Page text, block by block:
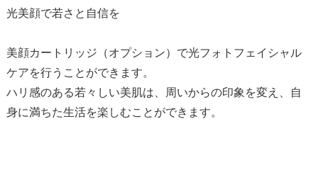
光美顔で若さと自信を
美顔カートリッジ（オプション）で光フォトフェイシャル
ケアを行うことができます。
ハリ感のある若々しい美肌は、周いからの印象を変え、自
身に満ちた生活を楽しむことができます。